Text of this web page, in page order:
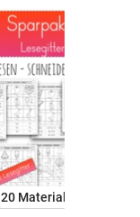
20 Materialien